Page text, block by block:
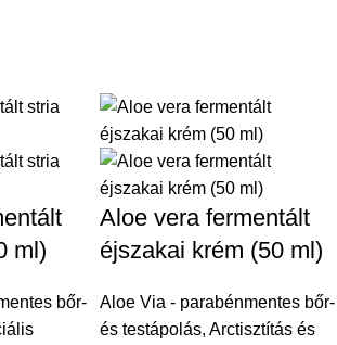
ml)
bőr-
Aloe vera fermentált
éjszakai krém (50 ml)
Aloe Via - parabénmentes bőr-
és testápolás, Arctisztítás és